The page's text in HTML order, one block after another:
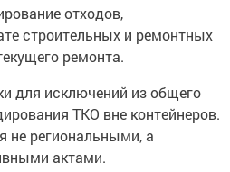
отходов,
строительных и ремонтных
ремонта.
для исключений из общего
ТКО вне контейнеров.
не региональными, а
актами.